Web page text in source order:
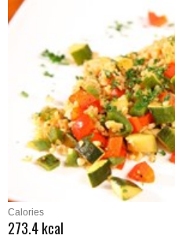
Calories
273.4 kcal